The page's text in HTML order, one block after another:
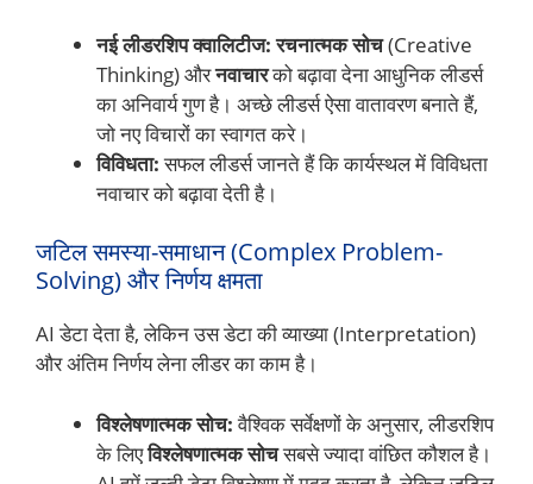
नई लीडरशिप क्वालिटीज: रचनात्मक सोच(Creative
Thinking) औरनवाचारको बढ़ावा देना आधुनिक लीडर्स
का अनिवार्य गुण है। अच्छे लीडर्स ऐसा वातावरण बनाते हैं,
जो नए विचारों का स्वागत करे।
विविधता:सफल लीडर्स जानते हैं कि कार्यस्थल में विविधता
नवाचार को बढ़ावा देती है।
जटिल समस्या-समाधान (Complex Problem-
Solving) और निर्णय क्षमता
AI डेटा देता है, लेकिन उस डेटा की व्याख्या (Interpretation)
और अंतिम निर्णय लेना लीडर का काम है।
विश्लेषणात्मक सोच:वैश्विक सर्वेक्षणों के अनुसार, लीडरशिप
के लिएविश्लेषणात्मक सोचसबसे ज्यादा वांछित कौशल है।